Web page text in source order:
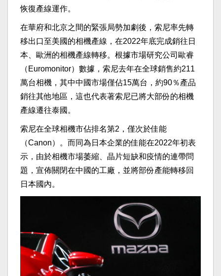
恢復產線運作。
在華府和北京之間的緊張局勢加劇後，索尼率先轉
移出口至美國的相機產線，在2022年底完成銷往日
本、歐洲的相機產線轉移。根據市場研究公司歐睿
（Euromonitor）數據，索尼去年在全球銷售約211
萬台相機，其中中國市場僅佔15萬台，約90％產品
銷往其他地區，這也代表著索尼已將大部份的相機
產線遷往泰國。
索尼在全球相機市佔排名第2，僅次於佳能
（Canon）。而同為日本企業的佳能在2022年初表
示，由於相機市場萎縮、晶片短缺和疫情的連帶問
題，宣佈關閉在中國的工廠，並將部份產能轉移回
日本國內。